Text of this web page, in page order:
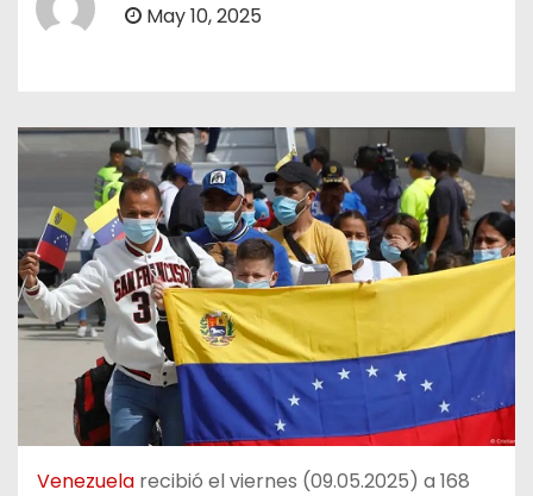
May 10, 2025
Venezuela recibió el viernes (09.05.2025) a 168